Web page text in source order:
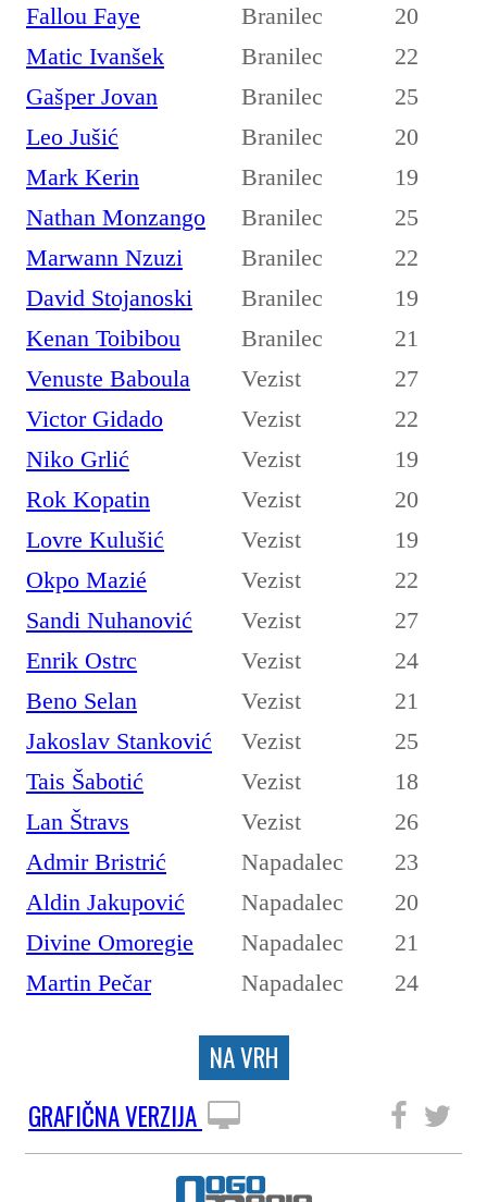
Fallou Faye
Branilec
20
Matic Ivanšek
Branilec
22
Gašper Jovan
Branilec
25
Leo Jušić
Branilec
20
Mark Kerin
Branilec
19
Nathan Monzango
Branilec
25
Marwann Nzuzi
Branilec
22
David Stojanoski
Branilec
19
Kenan Toibibou
Branilec
21
Venuste Baboula
Vezist
27
Victor Gidado
Vezist
22
Niko Grlić
Vezist
19
Rok Kopatin
Vezist
20
Lovre Kulušić
Vezist
19
Okpo Mazié
Vezist
22
Sandi Nuhanović
Vezist
27
Enrik Ostrc
Vezist
24
Beno Selan
Vezist
21
Jakoslav Stanković
Vezist
25
Tais Šabotić
Vezist
18
Lan Štravs
Vezist
26
Admir Bristrić
Napadalec
23
Aldin Jakupović
Napadalec
20
Divine Omoregie
Napadalec
21
Martin Pečar
Napadalec 24
NA VRH
GRAFIČNA VERZIJA